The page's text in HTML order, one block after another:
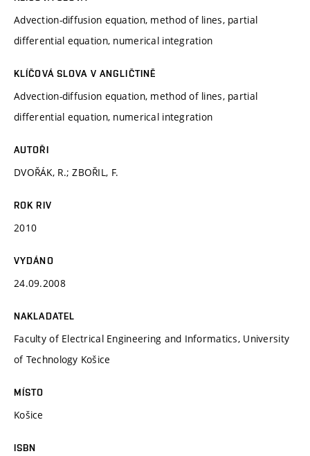
Advection-diffusion equation, method of lines, partial
differential equation, numerical integration
KLÍČOVÁ SLOVA V ANGLIČTINĚ
Advection-diffusion equation, method of lines, partial
differential equation, numerical integration
AUTOŘI
DVOŘÁK, R.; ZBOŘIL, F.
ROK RIV
2010
VYDÁNO
24.09.2008
NAKLADATEL
Faculty of Electrical Engineering and Informatics, University
of Technology Košice
MÍSTO
Košice
ISBN